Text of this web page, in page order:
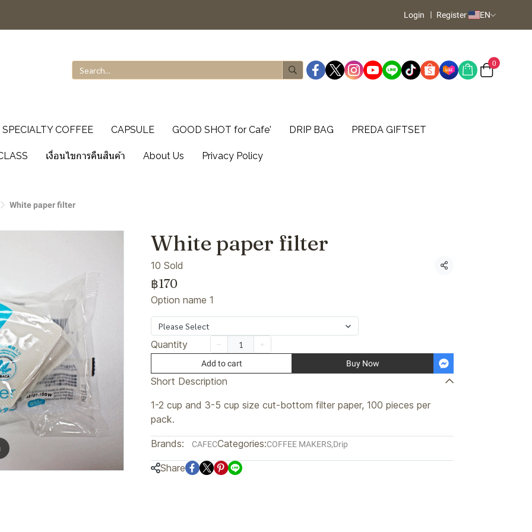
Login Register EN
0
SPECIALTY COFFEE CAPSULE GOOD SHOT for Cafe' DRIP BAG PREDA GIFTSET
เงื่อนไขการคืนสินค้า About Us Privacy Policy
White paper filter
White paper filter
10 Sold Share
฿170
Option name 1
Please Select
Quantity
Add to cart Buy Now
Short Description
1-2 cup and 3-5 cup size cut-bottom filter paper, 100 pieces per
pack.
Brands: CAFECCategories:COFFEE MAKERS,Drip
Share